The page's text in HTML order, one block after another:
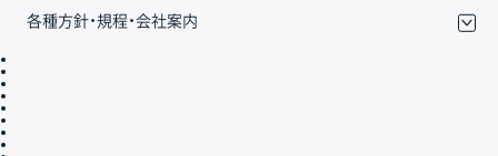
各種方針・規程・会社案内